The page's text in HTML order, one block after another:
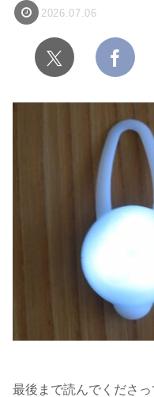
2026.07.06
最後まで読んでくださっ